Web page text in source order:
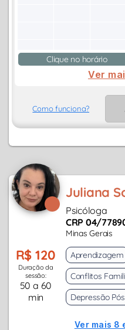
Clique no horário
Ver
Como funciona?
Juliana
Psicóloga
CRP 04/
Minas Gerais
R$ 120
Duração da
sessão:
50 a 60
min
Aprendizagem
Conflitos
Depressão
Ver mais 8